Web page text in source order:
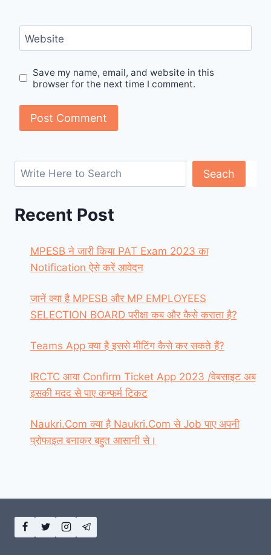
Website
Save my name, email, and website in this
browser for the next time I comment.
Search Seach
Recent Post
MPESB ने जारी किया PAT Exam 2023 का
Notification ऐसे करें आवेदन
जानें क्या है MPESB और MP EMPLOYEES
SELECTION BOARD परीक्षा कब और कैसे कराता है?
Teams App क्या है इससे मीटिंग कैसे कर सकते हैं?
IRCTC आया Confirm Ticket App 2023 /वेबसाइट अब
इसकी मदद से पाए कन्फर्म टिकट
Naukri.Com क्या है Naukri.Com से Job पाए अपनी
प्रोफाइल बनाकर बहुत आसानी से।